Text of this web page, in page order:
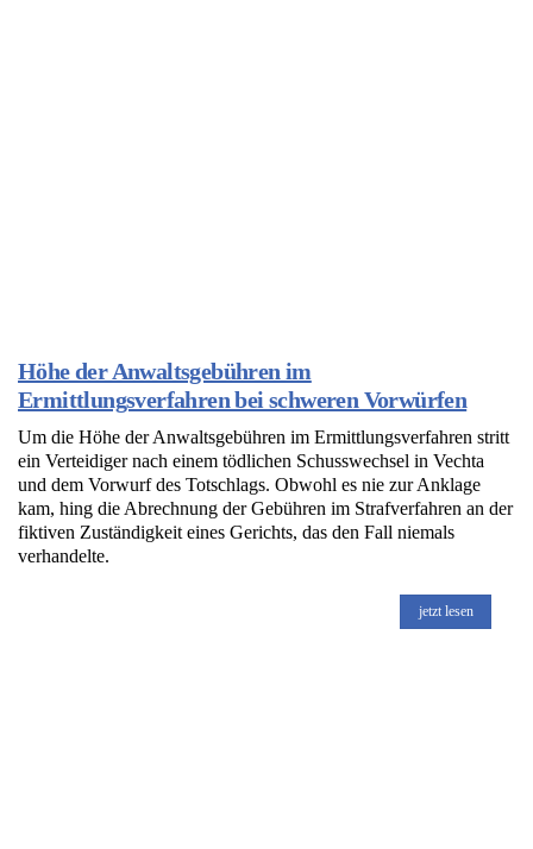
Höhe der Anwaltsgebühren im
Ermittlungsverfahren bei schweren Vorwürfen
Um die Höhe der Anwaltsgebühren im Ermittlungsverfahren stritt
ein Verteidiger nach einem tödlichen Schusswechsel in Vechta
und dem Vorwurf des Totschlags. Obwohl es nie zur Anklage
kam, hing die Abrechnung der Gebühren im Strafverfahren an der
fiktiven Zuständigkeit eines Gerichts, das den Fall niemals
verhandelte.
jetzt lesen